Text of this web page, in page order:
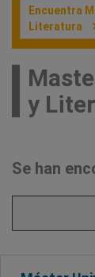
Encuentra
Literatura
y
Se han